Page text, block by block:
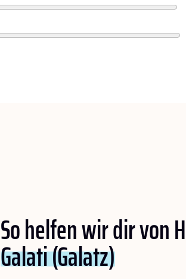
So helfen wir dir von
Galati (Galatz)